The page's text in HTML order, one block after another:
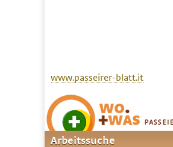
www.passeirer-blatt.it